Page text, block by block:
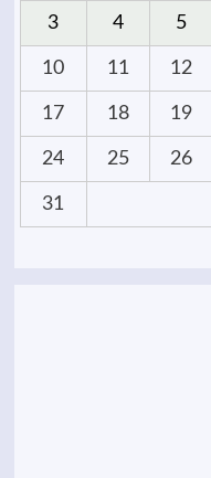
3 4 5
10 11 12
17 18 19
24 25 26
31